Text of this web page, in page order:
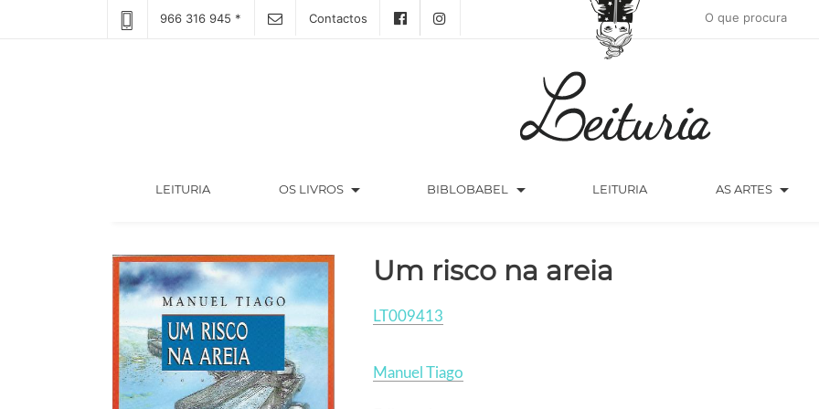
966 316 945 * Contactos
LEITURIA(CURRENT) OS LIVROS arrow_drop_down BIBLOBABEL arrow_drop_down LEITURIA AS ARTES arrow_drop_down
Um risco na areia
LT009413
Manuel Tiago